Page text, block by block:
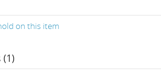
on this item
(1)